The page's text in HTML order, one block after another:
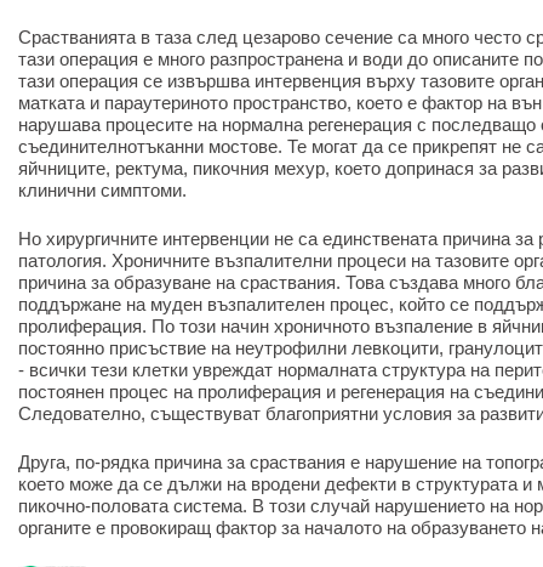
Срастванията в таза след цезарово сечение са много често
тази операция е много разпространена и води до описаните
тази операция се извършва интервенция върху тазовите
матката и параутериното пространство, което е фактор на
нарушава процесите на нормална регенерация с последващо
съединителнотъканни мостове. Те могат да се прикрепят не
яйчниците, ректума, пикочния мехур, което допринася за
клинични симптоми.
Но хирургичните интервенции не са единствената причина за
патология. Хроничните възпалителни процеси на тазовите
причина за образуване на сраствания. Това създава много
поддържане на муден възпалителен процес, който се
пролиферация. По този начин хроничното възпаление в
постоянно присъствие на неутрофилни левкоцити,
- всички тези клетки увреждат нормалната структура на
постоянен процес на пролиферация и регенерация на
Следователно, съществуват благоприятни условия за
Друга, по-рядка причина за сраствания е нарушение на
което може да се дължи на вродени дефекти в структурата и
пикочно-половата система. В този случай нарушението на
органите е провокиращ фактор за началото на образуването